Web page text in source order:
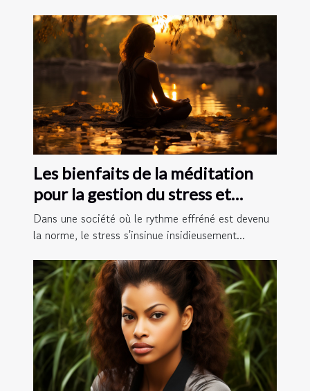
Les bienfaits de la méditation
pour la gestion du stress et
l'amélioration du bien-être
Dans une société où le rythme effréné est devenu
la norme, le stress s'insinue insidieusement...